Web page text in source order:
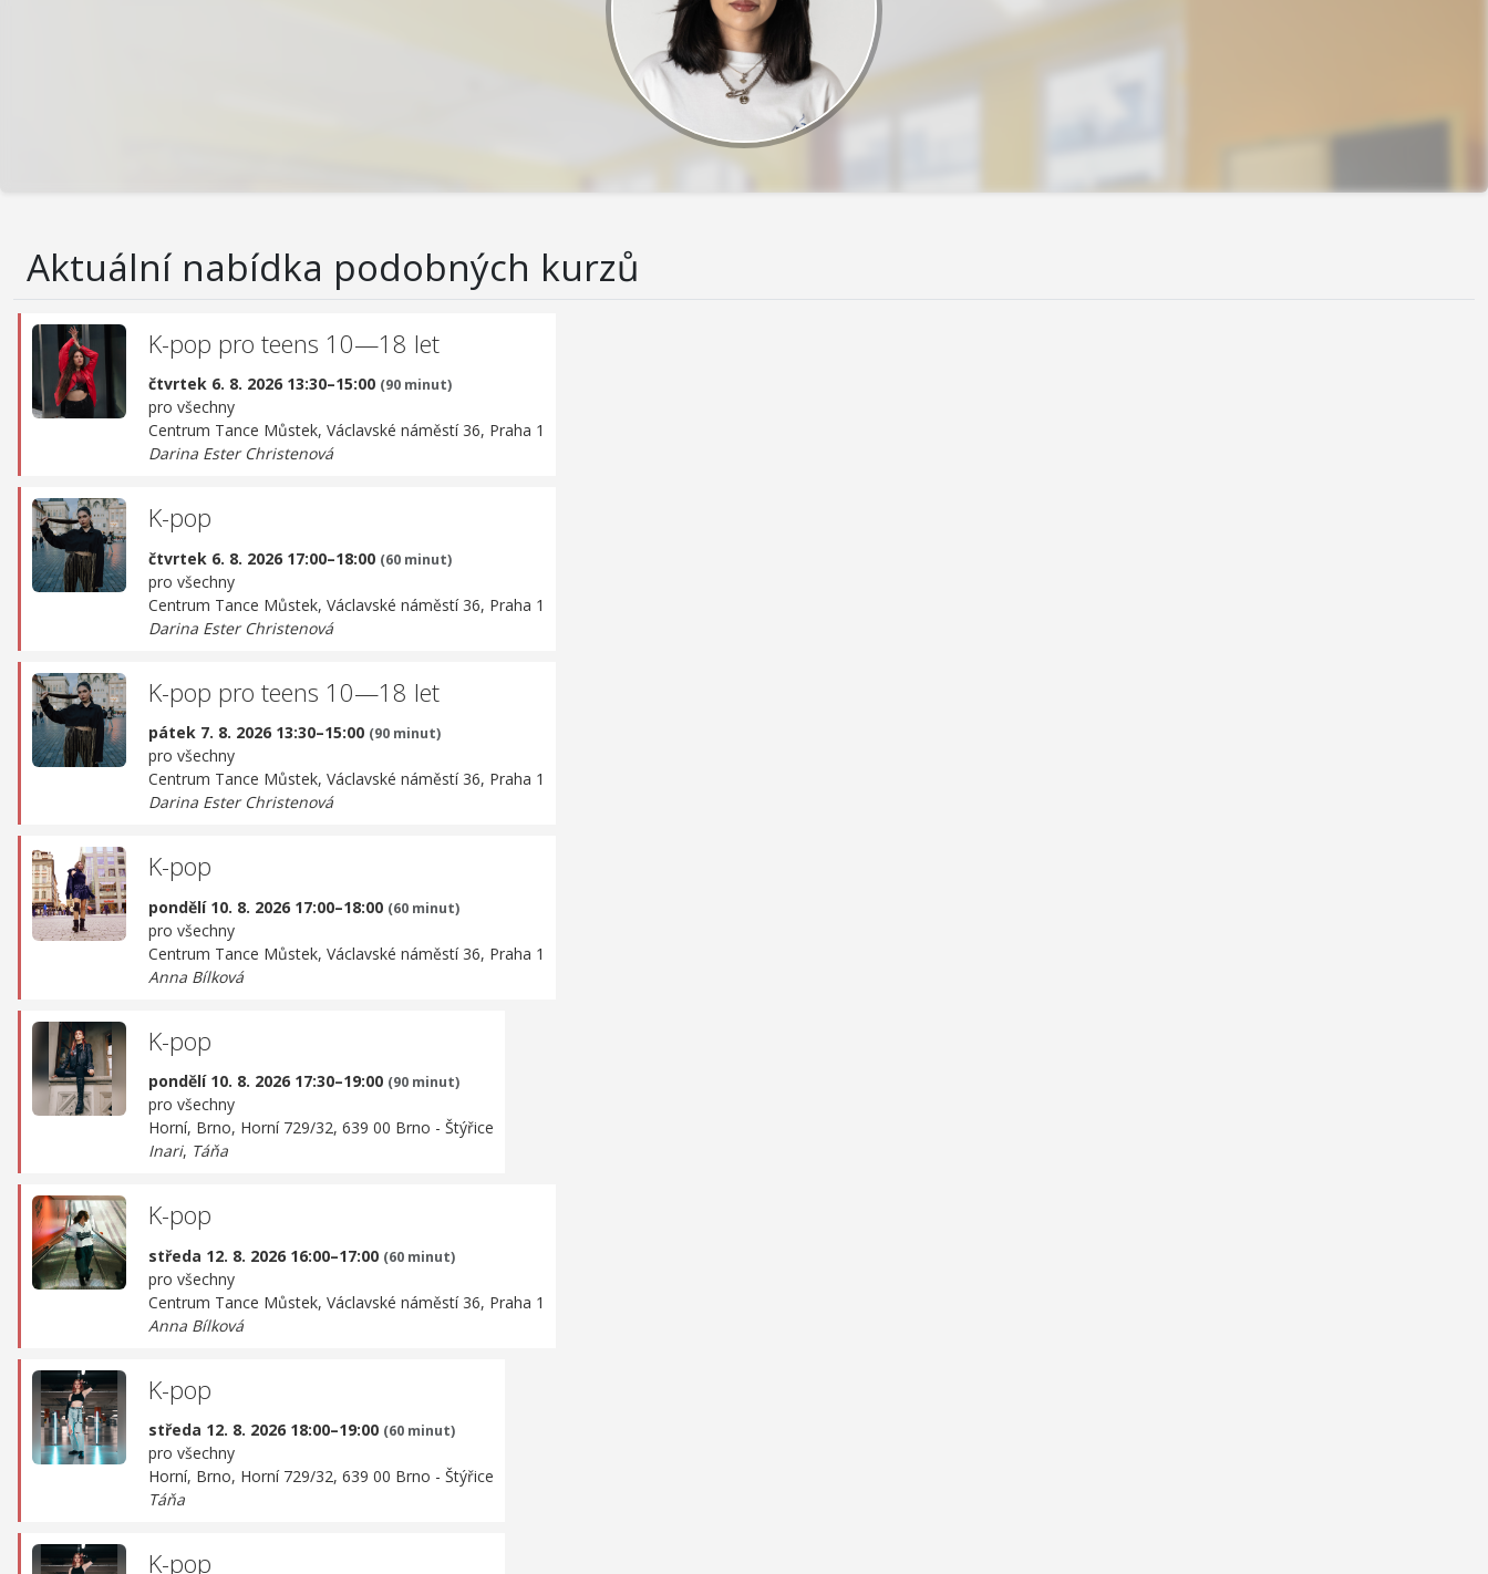
Aktuální nabídka podobných kurzů
K-pop pro teens 10—18 let
čtvrtek 6. 8. 2026 13:30–15:00 (90 minut)
pro všechny
Centrum Tance Můstek, Václavské náměstí 36, Praha 1
Darina Ester Christenová
K-pop
čtvrtek 6. 8. 2026 17:00–18:00 (60 minut)
pro všechny
Centrum Tance Můstek, Václavské náměstí 36, Praha 1
Darina Ester Christenová
K-pop pro teens 10—18 let
pátek 7. 8. 2026 13:30–15:00 (90 minut)
pro všechny
Centrum Tance Můstek, Václavské náměstí 36, Praha 1
Darina Ester Christenová
K-pop
pondělí 10. 8. 2026 17:00–18:00 (60 minut)
pro všechny
Centrum Tance Můstek, Václavské náměstí 36, Praha 1
Anna Bílková
K-pop
pondělí 10. 8. 2026 17:30–19:00 (90 minut)
pro všechny
Horní, Brno, Horní 729/32, 639 00 Brno - Štýřice
Inari, Táňa
K-pop
středa 12. 8. 2026 16:00–17:00 (60 minut)
pro všechny
Centrum Tance Můstek, Václavské náměstí 36, Praha 1
Anna Bílková
K-pop
středa 12. 8. 2026 18:00–19:00 (60 minut)
pro všechny
Horní, Brno, Horní 729/32, 639 00 Brno - Štýřice
Táňa
K-pop